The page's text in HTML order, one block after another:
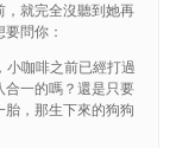
，就完全沒聽到她再
問你：
小咖啡之前已經打過
合一的嗎？還是只要
，那生下來的狗狗